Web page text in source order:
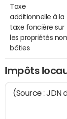
Taxe
additionnelle à la
taxe foncière sur
les propriétés non
bâties
Impôts
(Source : JDN